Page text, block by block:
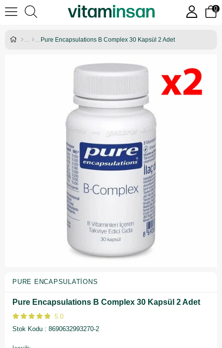
0
Pure Encapsulations B Complex 30 Kapsül 2 Adet
PURE ENCAPSULATIONS
Pure Encapsulations B Complex 30 Kapsül 2 Adet
5.0
Stok Kodu
8690632993270-2